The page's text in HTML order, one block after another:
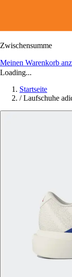
Zwischensumme
Meinen Warenkorb
Loading...
Startseite
/ Laufschuhe